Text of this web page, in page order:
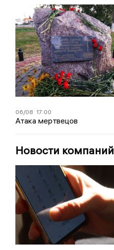
06/08 17:00
Атака мертвецов
Новости компаний